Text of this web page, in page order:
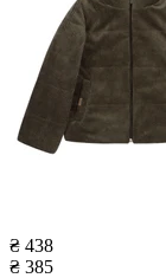
₴ 438
₴ 385